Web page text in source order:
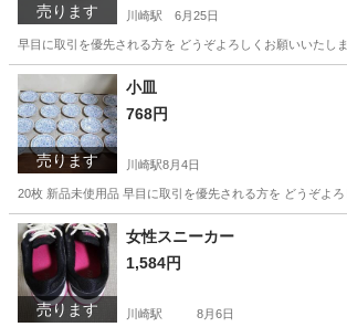
売ります 川崎駅 6月25日
早目に取引を優先される方を どうぞよろしくお願いいたし
神奈川 川崎市 川崎駅
売ります
小皿
768円
川崎駅8月4日
20枚 新品未使用品 早目に取引を優先される方を どうぞよ
神奈川 川崎市
売ります
女性スニーカー
1,584円
川崎駅 8月6日